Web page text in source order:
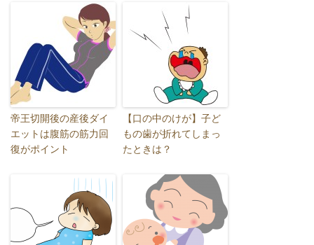
帝王切開後の産後ダイ
エットは腹筋の筋力回
復がポイント
【口の中のけが】子ど
もの歯が折れてしまっ
たときは？